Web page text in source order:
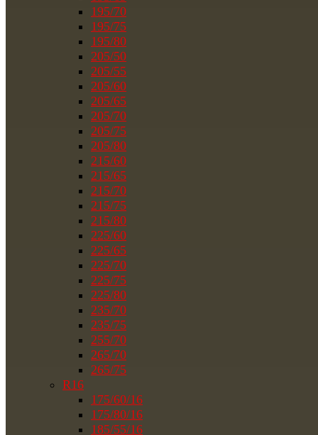
195/70
195/75
195/80
205/50
205/55
205/60
205/65
205/70
205/75
205/80
215/60
215/65
215/70
215/75
215/80
225/60
225/65
225/70
225/75
225/80
235/70
235/75
255/70
265/70
265/75
R16
175/60/16
175/80/16
185/55/16